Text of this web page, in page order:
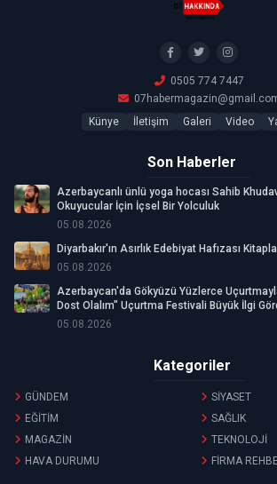
0505 774 7447
Künye
İletişim Galeri Video
Son Haberler
Azerbaycanlı ünlü yoga hocası Sahib
Okuyucular İçin İçsel Bir Yolculuk
05.08.2026
Diyarbakır'ın Asırlık Edebiyat Hafızası
05.08.2026
Azerbaycan'da Gökyüzü Yüzlerce
Dost Olalım" Uçurtma Festivali Büyük İlgi
05.08.2026
Kategoriler
GÜNDEM
SİYASET
EĞİTİM
SAĞLIK
MAGAZİN
TEKNOLOJİ
HAVA DURUMU
FİRMA